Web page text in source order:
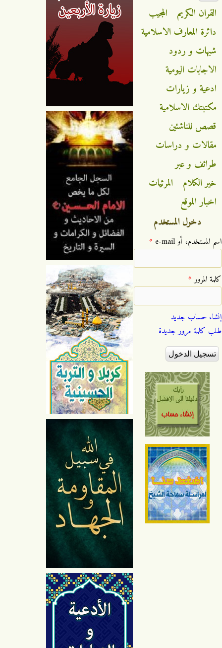
القران الكريم
المجيب
دائرة المعارف الاسلامية
شبهات و ردود
الاجابات اليومية
ادعية و زيارات
مكتبتك الاسلامية
قصص للناشئين
مقالات و دراسات
طرائف و عبر
خير الكلام
المرئيات
اخبار الموقع
دخول المستخدم
‏اسم المستخدم، أو e-mail ‏ *
‏كلمة المرور ‏*
إنشاء حساب جديد
طلب كلمة مرور جديدة